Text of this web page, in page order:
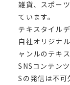
雑貨、スポー
ています。
テキスタイル
自社オリジナ
ャンルのテキ
SNSコンテン
Sの発信は不